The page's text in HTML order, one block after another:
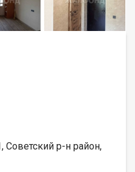
Советский р-н район,